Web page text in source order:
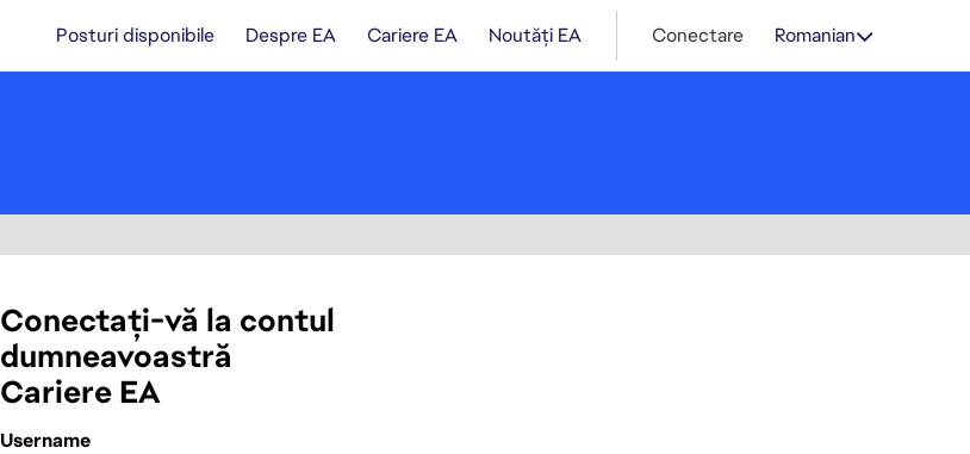
Posturi disponibile Despre EA Cariere EA Noutăți EA Conectare Romanian
Conectați-vă la contul
dumneavoastră
Cariere EA
Login
Username